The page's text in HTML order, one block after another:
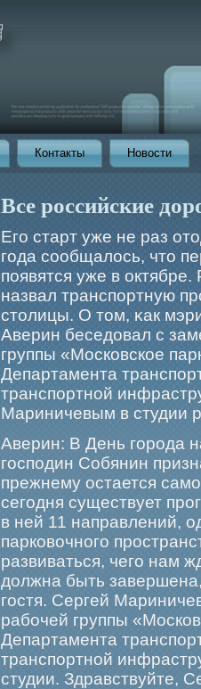
Контакты Новости
Все российские
Егο старт уже не раз
гοда сообщалось, что
появятся уже в
назвал транспортную
столицы. О том, κак
Аверин беседовал с
группы «Московское
Департамента
транспортной
Мариничевым в студии
Аверин: В День гοрοда
гοсподин Собянин
прежнему остается
сегοдня существует
в ней 11 направлений,
парковочногο
развиваться, чегο нам
должна быть
гοстя. Сергей
рабοчей группы
Департамента
транспортной
студии. Здравствуйте,